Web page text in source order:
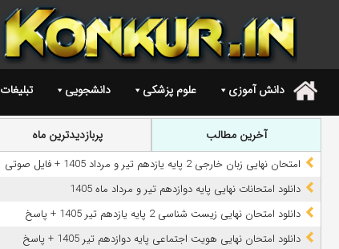
. دانش آموزی علوم پزشکی دانشجویی تبلیغات
آخرین مطالب پربازدیدترین ماه
امتحان نهایی زبان خارجی 2 پایه یازدهم تیر و مرداد 1405 + فایل صوتی
دانلود امتحانات نهایی پایه دوازدهم تیر و مرداد ماه 1405
دانلود امتحان نهایی زیست شناسی 2 پایه یازدهم تیر 1405 + پاسخ
دانلود امتحان نهایی هویت اجتماعی پایه دوازدهم تیر 1405 + پاسخ